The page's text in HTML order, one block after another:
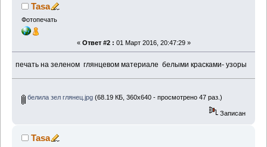
Tasa
Фотопечать
« Ответ #2 : 01 Март 2016, 20:47:29 »
печать на зеленом глянцевом материале белыми красками- узоры
белила зел глянец.jpg(68.19 КБ, 360x640 - просмотрено 47 раз.)
Записан
Tasa